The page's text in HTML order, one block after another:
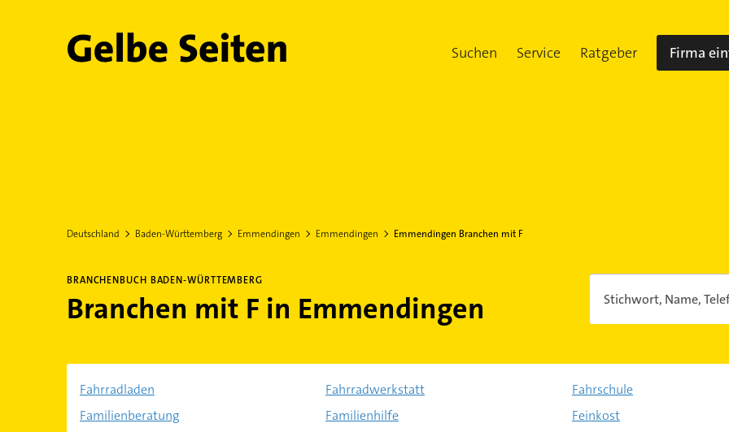
Gelbe Seiten Suchen Service Ratgeber Firma
Deutschland Baden-Württemberg Emmendingen Emmendingen Emmendingen Branchen mit F
BRANCHENBUCH BADEN-WÜRTTEMBERG
Branchen mit F in Emmendingen Stichwort, Name,
Fahrradladen Fahrradwerkstatt
Fahrschule
Familienberatung
Familienhilfe
Feinkost